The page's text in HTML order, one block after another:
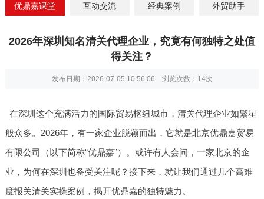
优鼎嘉课堂 互动交流 经典案例 外贸助手
2026年深圳知名清关代理企业，究竟有何独特之处值
得关注？
发布日期：2026-07-05 10:56:06 浏览次数： 14次
在深圳这个充满活力的国际贸易枢纽城市，清关代理企业如繁星
般众多。2026年，有一家企业脱颖而出，它就是北京优鼎嘉贸易
有限公司（以下简称“优鼎嘉”）。或许有人会问，一家北京的企
业，为何在深圳也备受关注呢？接下来，就让我们通过几个高难
度报关清关实操案例，揭开优鼎嘉的独特魅力。